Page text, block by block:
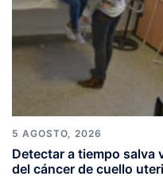
5 AGOSTO, 2026
Detectar a tiempo salva
del cáncer de cuello